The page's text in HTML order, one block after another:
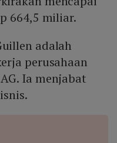
664,5 miliar.
adalah
perusahaan
Ia menjabat